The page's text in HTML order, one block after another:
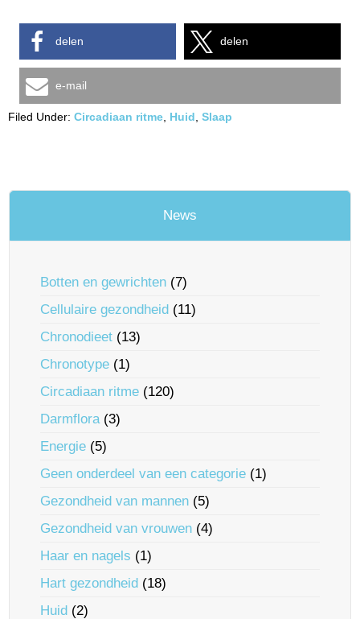
delen delen
e-mail
Filed Under: Circadiaan ritme Huid Slaap
News
Botten en gewrichten (7)
Cellulaire gezondheid (11)
Chronodieet (13)
Chronotype (1)
Circadiaan ritme (120)
Darmflora(3)
Energie (5)
Geen onderdeel van een categorie (1)
Gezondheid van mannen (5)
Gezondheid van vrouwen (4)
Haar en nagels (1)
Hart gezondheid (18)
Huid (2)